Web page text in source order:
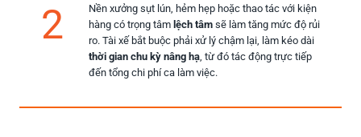
2
Nền xưởng sụt lún, hẻm hẹp hoặc thao tác với kiện
hàng có trọng tâm lệch tâm sẽ làm tăng mức độ rủi
ro. Tài xế bắt buộc phải xử lý chậm lại, làm kéo dài
thời gian chu kỳ nâng hạ, từ đó tác động trực tiếp
đến tổng chi phí ca làm việc.